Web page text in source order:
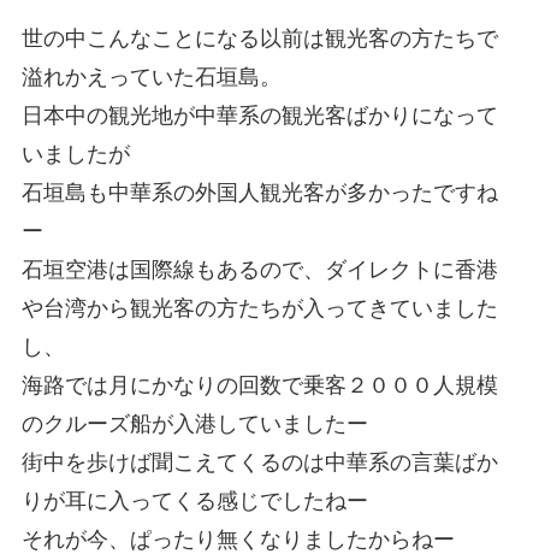
世の中こんなことになる以前は観光客の方たちで
溢れかえっていた石垣島。
日本中の観光地が中華系の観光客ばかりになって
いましたが
石垣島も中華系の外国人観光客が多かったですね
ー
石垣空港は国際線もあるので、ダイレクトに香港
や台湾から観光客の方たちが入ってきていました
し、
海路では月にかなりの回数で乗客２０００人規模
のクルーズ船が入港していましたー
街中を歩けば聞こえてくるのは中華系の言葉ばか
りが耳に入ってくる感じでしたねー
それが今、ぱったり無くなりましたからねー